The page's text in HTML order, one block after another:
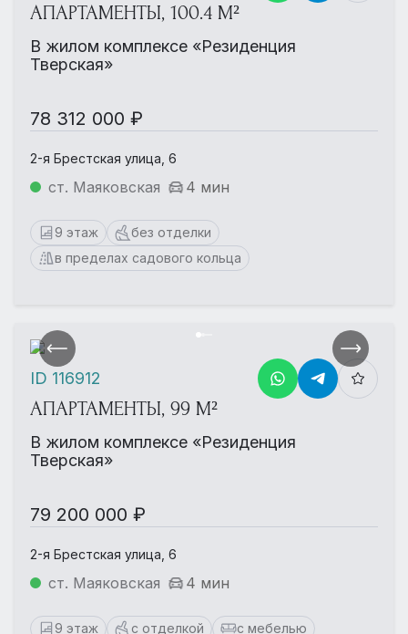
АПАРТАМЕНТЫ, 100.4 М²
В жилом комплексе «Резиденция
Тверская»
78 312 000 ₽
2-я Брестская улица, 6
ст. Маяковская 4 мин
9 этаж
без отделки
в пределах садового кольца
АПАРТАМЕНТЫ, 99 М²
В жилом комплексе «Резиденция
Тверская»
79 200 000 ₽
2-я Брестская улица, 6
ст. Маяковская 4 мин
9 этаж с отделкой с мебелью
ID 116912